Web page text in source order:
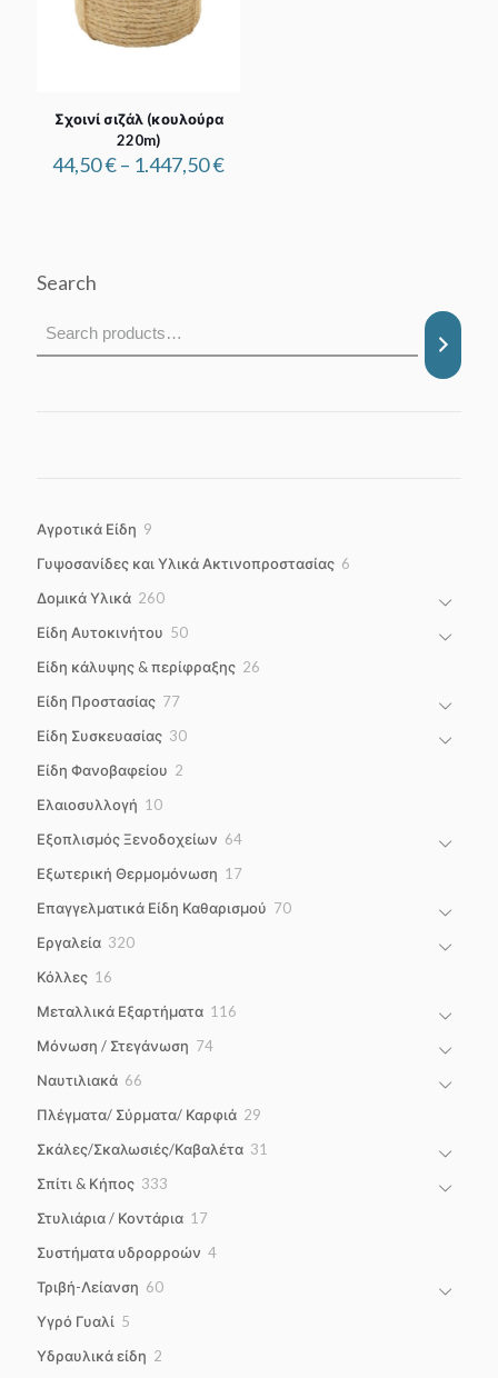
Σχοινί σιζάλ (κουλούρα
220m)
44,50€– 1.447,50€Price
Search
Αγροτικά Είδη 9
Γυψοσανίδες και Υλικά Ακτινοπροστασίας 6
Δομικά Υλικά 260260
Είδη Αυτοκινήτου 5050
Είδη κάλυψης & περίφραξης 26
Είδη Προστασίας 7777
Είδη Συσκευασίας 3030
Είδη Φανοβαφείου 2
Ελαιοσυλλογή 1010
Εξοπλισμός Ξενοδοχείων 6464
Εξωτερική Θερμομόνωση 1717
Επαγγελματικά Είδη Καθαρισμού 7070
Εργαλεία 320320
Κόλλες 16
Μεταλλικά Εξαρτήματα 116
Μόνωση / Στεγάνωση 7474
Ναυτιλιακά 66
Πλέγματα/ Σύρματα/ Καρφιά 29
Σκάλες/Σκαλωσιές/Καβαλέτα 31
Σπίτι & Κήπος 333
Στυλιάρια / Κοντάρια 1717
Συστήματα υδρορροών 44
Τριβή-Λείανση 6060
Υγρό Γυαλί 5
Υδραυλικά είδη 2